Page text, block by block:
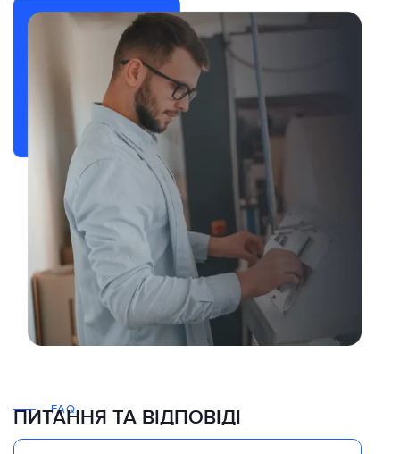
FAQ
ПИТАННЯ ТА ВІДПОВІДІ